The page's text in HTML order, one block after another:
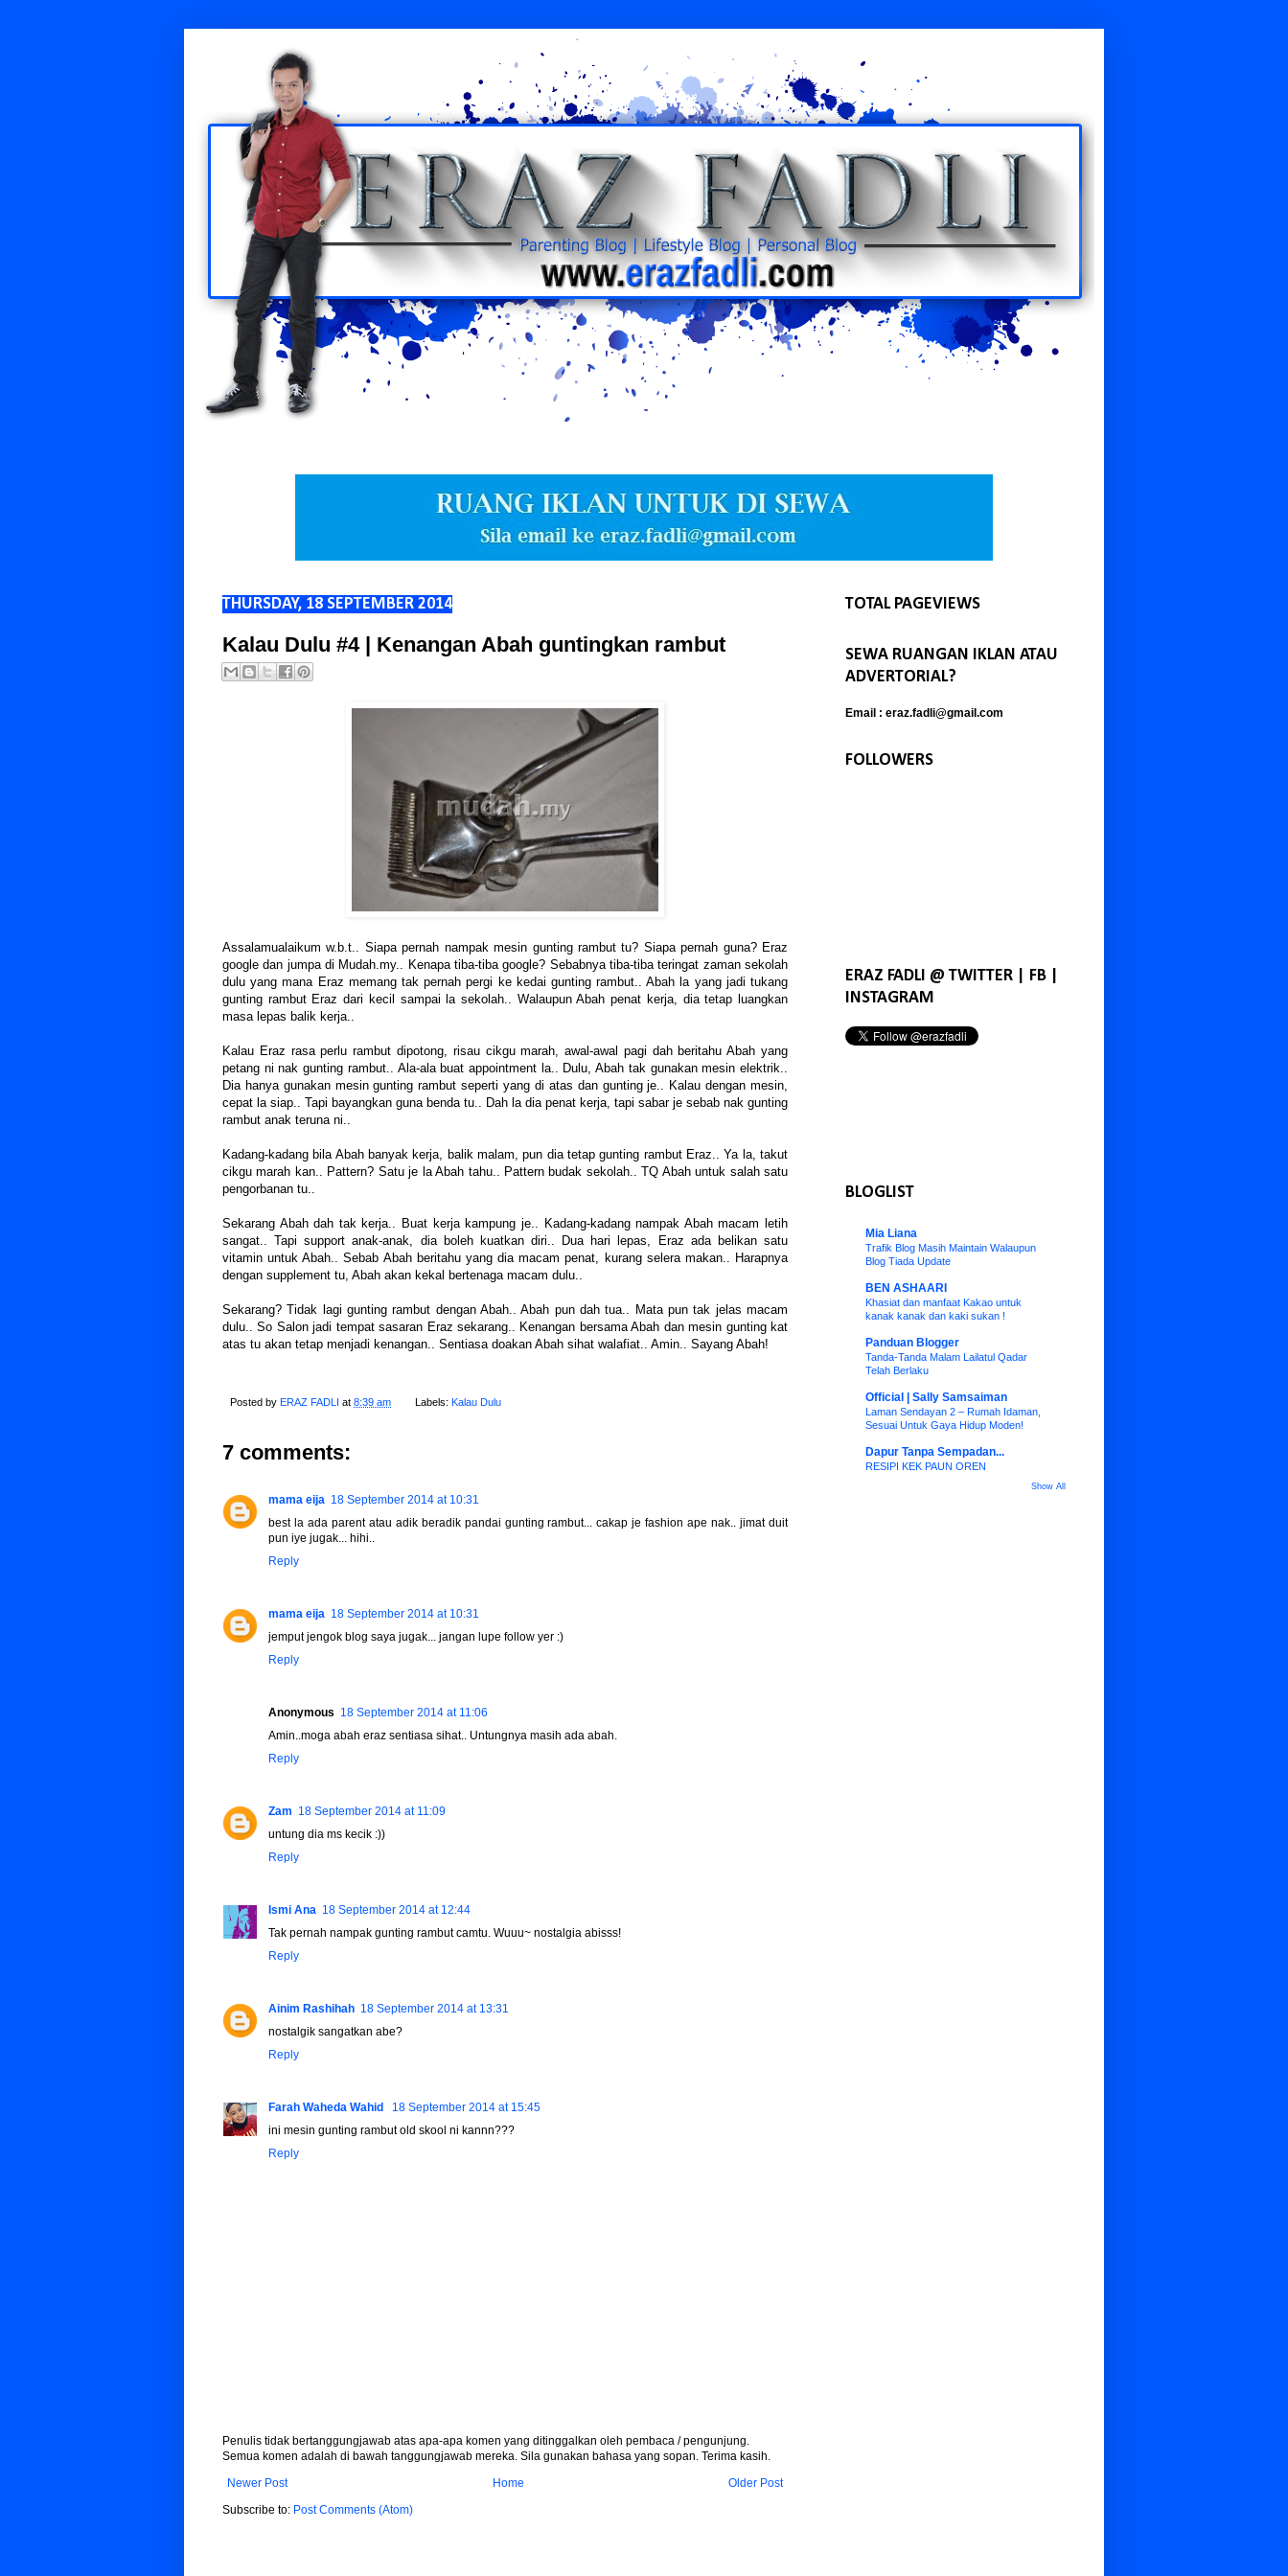
THURSDAY, 18 SEPTEMBER 2014
Kalau Dulu #4 | Kenangan Abah guntingkan rambut
Assalamualaikum w.b.t.. Siapa pernah nampak mesin gunting rambut tu? Siapa pernah guna? Eraz
google dan jumpa di Mudah.my.. Kenapa tiba-tiba google? Sebabnya tiba-tiba teringat zaman sekolah
dulu yang mana Eraz memang tak pernah pergi ke kedai gunting rambut.. Abah la yang jadi tukang
gunting rambut Eraz dari kecil sampai la sekolah.. Walaupun Abah penat kerja, dia tetap luangkan
masa lepas balik kerja..
Kalau Eraz rasa perlu rambut dipotong, risau cikgu marah, awal-awal pagi dah beritahu Abah yang
petang ni nak gunting rambut.. Ala-ala buat appointment la.. Dulu, Abah tak gunakan mesin elektrik..
Dia hanya gunakan mesin gunting rambut seperti yang di atas dan gunting je.. Kalau dengan mesin,
cepat la siap.. Tapi bayangkan guna benda tu.. Dah la dia penat kerja, tapi sabar je sebab nak gunting
rambut anak teruna ni..
Kadang-kadang bila Abah banyak kerja, balik malam, pun dia tetap gunting rambut Eraz.. Ya la, takut
cikgu marah kan.. Pattern? Satu je la Abah tahu.. Pattern budak sekolah.. TQ Abah untuk salah satu
pengorbanan tu..
Sekarang Abah dah tak kerja.. Buat kerja kampung je.. Kadang-kadang nampak Abah macam letih
sangat.. Tapi support anak-anak, dia boleh kuatkan diri.. Dua hari lepas, Eraz ada belikan satu
vitamin untuk Abah.. Sebab Abah beritahu yang dia macam penat, kurang selera makan.. Harapnya
dengan supplement tu, Abah akan kekal bertenaga macam dulu..
Sekarang? Tidak lagi gunting rambut dengan Abah.. Abah pun dah tua.. Mata pun tak jelas macam
dulu.. So Salon jadi tempat sasaran Eraz sekarang.. Kenangan bersama Abah dan mesin gunting kat
atas tu akan tetap menjadi kenangan.. Sentiasa doakan Abah sihat walafiat.. Amin.. Sayang Abah!
Posted by ERAZ FADLI at 8:39 am Labels: Kalau Dulu
7 comments:
mama eija 18 September 2014 at 10:31
best la ada parent atau adik beradik pandai gunting rambut... cakap je fashion ape nak.. jimat duit
pun iye jugak... hihi..
Reply
mama eija 18 September 2014 at 10:31
jemput jengok blog saya jugak... jangan lupe follow yer :)
Reply
Anonymous 18 September 2014 at 11:06
Amin..moga abah eraz sentiasa sihat.. Untungnya masih ada abah.
Reply
Zam 18 September 2014 at 11:09
untung dia ms kecik :))
Reply
Ismi Ana 18 September 2014 at 12:44
Tak pernah nampak gunting rambut camtu. Wuuu~ nostalgia abisss!
Reply
Ainim Rashihah 18 September 2014 at 13:31
nostalgik sangatkan abe?
Reply
Farah Waheda Wahid
18 September 2014 at 15:45
ini mesin gunting rambut old skool ni kannn???
Reply
Penulis tidak bertanggungjawab atas apa-apa komen yang ditinggalkan oleh pembaca / pengunjung.
Semua komen adalah di bawah tanggungjawab mereka. Sila gunakan bahasa yang sopan. Terima kasih.
Newer Post
Older Post
Home
Subscribe to: Post Comments (Atom)
TOTAL PAGEVIEWS
SEWA RUANGAN IKLAN ATAU
ADVERTORIAL?
Email : eraz.fadli@gmail.com
FOLLOWERS
ERAZ FADLI @ TWITTER | FB |
INSTAGRAM
BLOGLIST
Mia Liana
Trafik Blog Masih Maintain Walaupun
Blog Tiada Update
BEN ASHAARI
Khasiat dan manfaat Kakao untuk
kanak kanak dan kaki sukan !
Panduan Blogger
Tanda-Tanda Malam Lailatul Qadar
Telah Berlaku
Official | Sally Samsaiman
Laman Sendayan 2 – Rumah Idaman,
Sesuai Untuk Gaya Hidup Moden!
Dapur Tanpa Sempadan...
RESIPI KEK PAUN OREN
Show All